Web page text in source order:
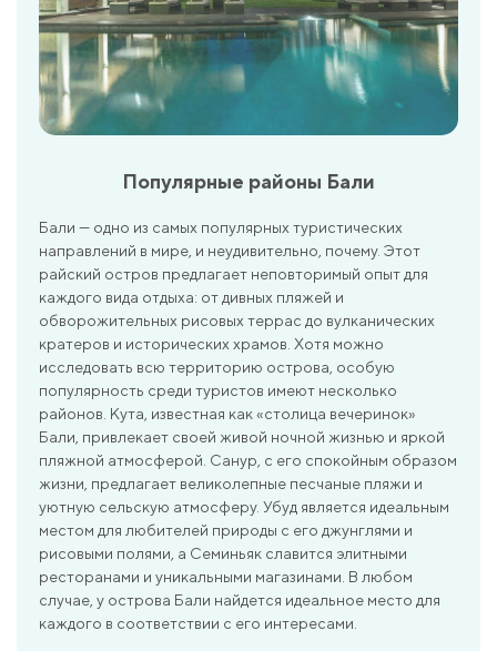
Популярные районы Бали
Бали — одно из самых популярных туристических
направлений в мире, и неудивительно, почему. Этот
райский остров предлагает неповторимый опыт для
каждого вида отдыха: от дивных пляжей и
обворожительных рисовых террас до вулканических
кратеров и исторических храмов. Хотя можно
исследовать всю территорию острова, особую
популярность среди туристов имеют несколько
районов. Кута, известная как «столица вечеринок»
Бали, привлекает своей живой ночной жизнью и яркой
пляжной атмосферой. Санур, с его спокойным образом
жизни, предлагает великолепные песчаные пляжи и
уютную сельскую атмосферу. Убуд является идеальным
местом для любителей природы с его джунглями и
рисовыми полями, а Семиньяк славится элитными
ресторанами и уникальными магазинами. В любом
случае, у острова Бали найдется идеальное место для
каждого в соответствии с его интересами.